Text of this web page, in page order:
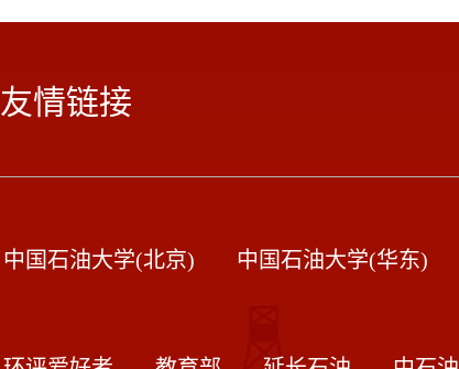
友情链接
中国石油大学(北京) 中国石油大学(华东)